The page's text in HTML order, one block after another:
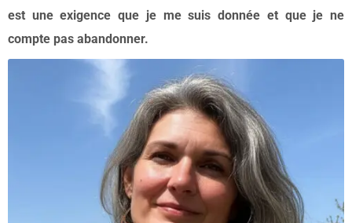
est une exigence que je me suis donnée et que je ne
compte pas abandonner.